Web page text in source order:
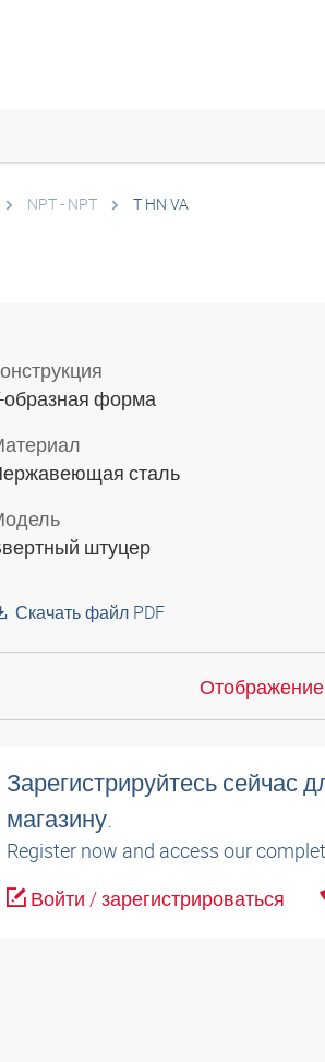
NPT - NPT T HN VA
образная форма
сталь
штуцер
Скачать файл PDF
Отображение
Зарегистрируйтесь сейчас
магазину.
Register now and access our
Войти / зарегистрироваться